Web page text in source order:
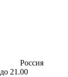
Россия
21.00